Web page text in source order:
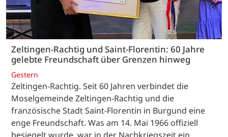
Zeltingen-Rachtig und Saint-Florentin: 60 Jahre
gelebte Freundschaft über Grenzen hinweg
Gestern
Zeltingen-Rachtig. Seit 60 Jahren verbindet die
Moselgemeinde Zeltingen-Rachtig und die
französische Stadt Saint-Florentin in Burgund eine
enge Freundschaft. Was am 14. Mai 1966 offiziell